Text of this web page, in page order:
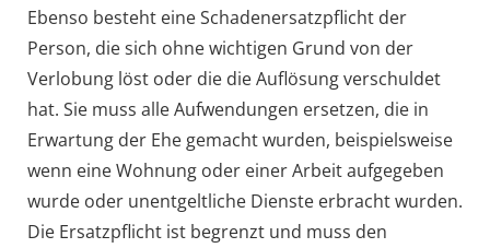
Ebenso besteht eine Schadenersatzpflicht der
Person, die sich ohne wichtigen Grund von der
Verlobung löst oder die die Auflösung verschuldet
hat. Sie muss alle Aufwendungen ersetzen, die in
Erwartung der Ehe gemacht wurden, beispielsweise
wenn eine Wohnung oder einer Arbeit aufgegeben
wurde oder unentgeltliche Dienste erbracht wurden.
Die Ersatzpflicht ist begrenzt und muss den